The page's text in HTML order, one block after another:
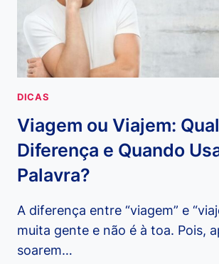
UMA
VEZ
POR
TODAS
DICAS
Viagem ou Viajem:
Diferença e Quando
Palavra?
A diferença entre “viagem” e
muita gente e não é à toa. Pois,
soarem…